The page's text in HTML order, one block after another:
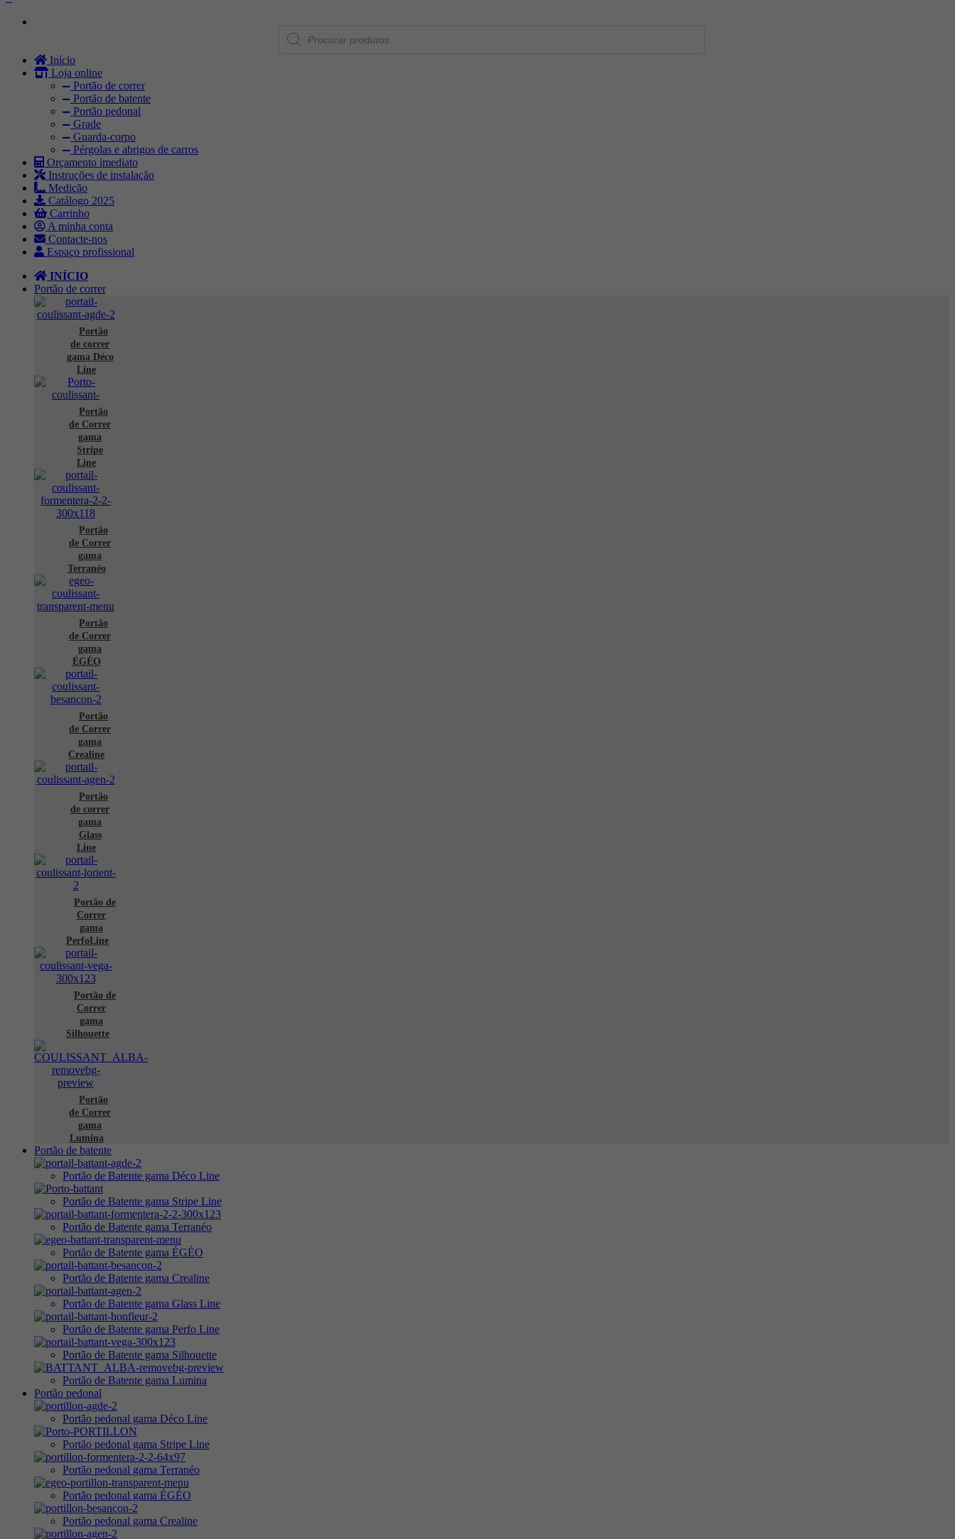
Products
search
Início
Loja online
Portão de correr
Portão de batente
Portão pedonal
Grade
Guarda-corpo
Pérgolas e abrigos de carros
Orçamento imediato
Instruções de instalação
Medição
Catálogo 2025
Carrinho
A minha conta
Contacte-nos
Espaço profissional
INÍCIO
Portão de correr
Portão
de correr
gama Déco
Line
Portão
de Correr
gama
Stripe
Line
Portão
de Correr
gama
Terranéo
Portão
de Correr
gama
ÉGÉO
Portão
de Correr
gama
Crealine
Portão
de correr
gama
Glass
Line
Portão de
Correr
gama
PerfoLine
Portão de
Correr
gama
Silhouette
Portão
de Correr
gama
Lumina
Portão de batente
Portão de Batente gama Déco Line
Portão de Batente gama Stripe Line
Portão de Batente gama Terranéo
Portão de Batente gama ÉGÉO
Portão de Batente gama Crealine
Portão de Batente gama Glass Line
Portão de Batente gama Perfo Line
Portão de Batente gama Silhouette
Portão de Batente gama Lumina
Portão pedonal
Portão pedonal gama Déco Line
Portão pedonal gama Stripe Line
Portão pedonal gama Terranéo
Portão pedonal gama ÉGÉO
Portão pedonal gama Crealine